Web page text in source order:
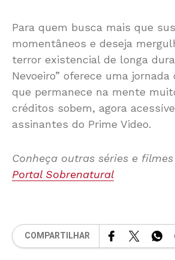
Para quem busca mais que
momentâneos e deseja
terror existencial de longa
Nevoeiro” oferece uma
que permanece na mente
créditos sobem, agora
assinantes do Prime Video.
Conheça outras séries e
Portal Sobrenatural
COMPARTILHAR